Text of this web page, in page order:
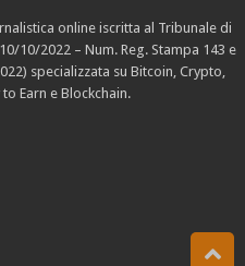
online iscritta al Tribunale di
10/2022 – Num. Reg. Stampa 143 e
specializzata su Bitcoin, Crypto,
Earn e Blockchain.